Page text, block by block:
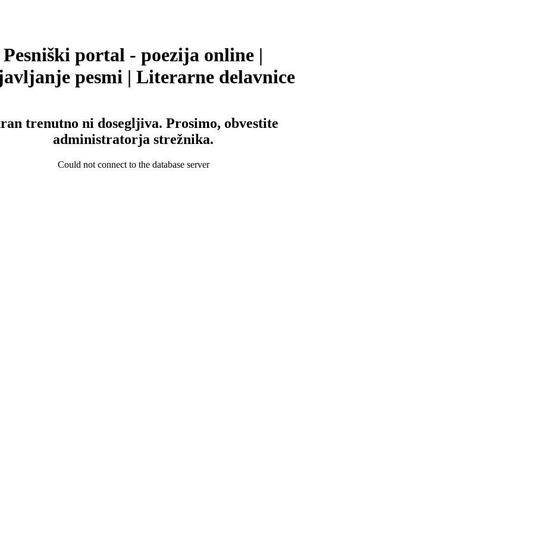
Pesniški portal - poezija online |
pesmi | Literarne delavnice
trenutno ni dosegljiva. Prosimo, obvestite
administratorja strežnika.
Could not connect to the database server